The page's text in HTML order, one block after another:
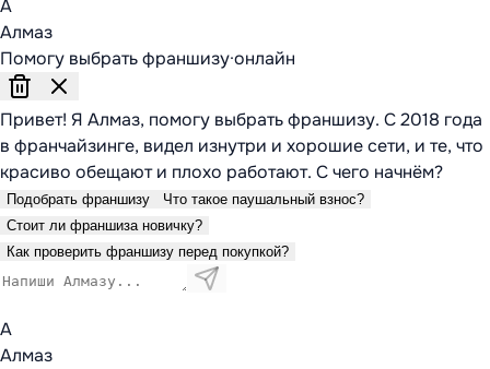
А
Алмаз
Помогу выбрать франшизу·онлайн
Привет! Я Алмаз, помогу выбрать франшизу. С 2018 года
в франчайзинге, видел изнутри и хорошие сети, и те, что
красиво обещают и плохо работают. С чего начнём?
Подобрать франшизу
Что такое паушальный взнос?
Стоит ли франшиза новичку?
Как проверить франшизу перед покупкой?
А
Алмаз